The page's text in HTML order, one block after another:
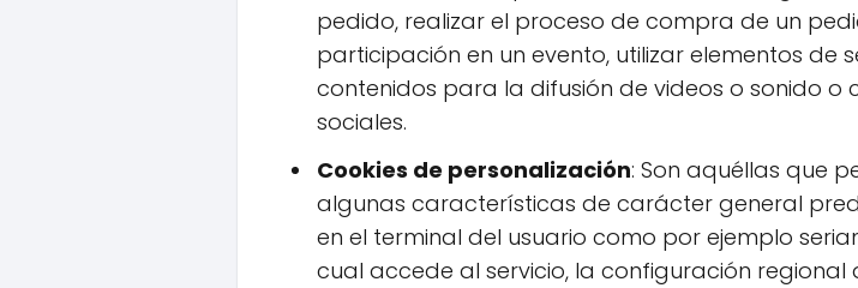
pedido, realizar el proceso de compra de un
participación en un evento, utilizar elementos
contenidos para la difusión de videos o sonido
sociales.
Cookies de personalización: Son aquéllas que
algunas características de carácter general
en el terminal del usuario como por ejemplo
cual accede al servicio, la configuración